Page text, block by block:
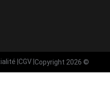
CGV| Copyright 2026 ©